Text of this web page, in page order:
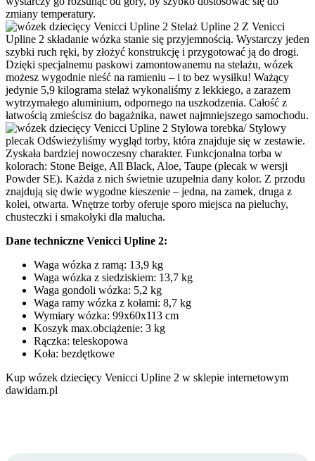
zmiany temperatury.
Stelaż Upline 2 Z Venicci
Upline 2 składanie wózka stanie się przyjemnością. Wystarczy jeden
szybki ruch ręki, by złożyć konstrukcję i przygotować ją do drogi.
Dzięki specjalnemu paskowi zamontowanemu na stelażu, wózek
możesz wygodnie nieść na ramieniu – i to bez wysiłku! Ważący
jedynie 5,9 kilograma stelaż wykonaliśmy z lekkiego, a zarazem
wytrzymałego aluminium, odpornego na uszkodzenia. Całość z
łatwością zmieścisz do bagażnika, nawet najmniejszego samochodu.
Stylowa torebka/ Stylowy
plecak Odświeżyliśmy wygląd torby, która znajduje się w zestawie.
Zyskała bardziej nowoczesny charakter. Funkcjonalna torba w
kolorach: Stone Beige, All Black, Aloe, Taupe (plecak w wersji
Powder SE). Każda z nich świetnie uzupełnia dany kolor. Z przodu
znajdują się dwie wygodne kieszenie – jedna, na zamek, druga z
kolei, otwarta. Wnętrze torby oferuje sporo miejsca na pieluchy,
chusteczki i smakołyki dla malucha.
Dane techniczne Venicci Upline 2:
Waga wózka z ramą: 13,9 kg
Waga wózka z siedziskiem: 13,7 kg
Waga gondoli wózka: 5,2 kg
Waga ramy wózka z kołami: 8,7 kg
Wymiary wózka: 99х60х113 cm
Koszyk max.obciążenie: 3 kg
Rączka: teleskopowa
Koła: bezdętkowe
Kup wózek dziecięcy Venicci Upline 2 w sklepie internetowym
dawidam.pl